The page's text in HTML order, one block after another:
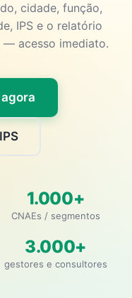
cidade, função,
IPS e o relatório
— acesso imediato.
1.000+
CNAEs / segmentos
3.000+
gestores e consultores